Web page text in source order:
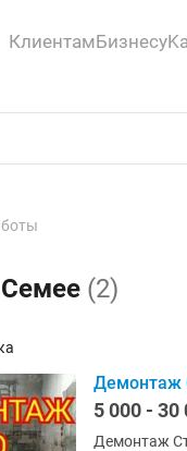
КлиентамБизнесу
(2)
Демонтаж
5 000 - 30
Демонтаж